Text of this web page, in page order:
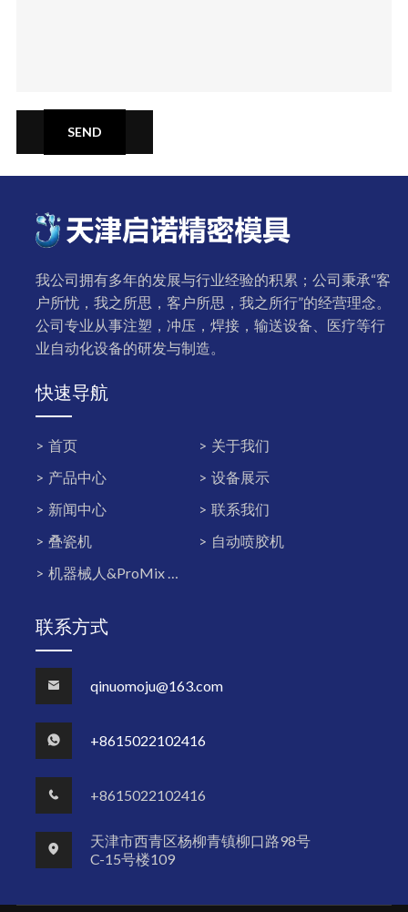
SEND
我公司拥有多年的发展与行业经验的积累；公司秉承“客
户所忧，我之所思，客户所思，我之所行”的经营理念。
公司专业从事注塑，冲压，焊接，输送设备、医疗等行
业自动化设备的研发与制造。
快速导航
首页
关于我们
产品中心
设备展示
新闻中心
联系我们
叠瓷机
自动喷胶机
机器械人&ProMix PD2K双组份系统
联系方式
qinuomoju@163.com
+8615022102416
+8615022102416
天津市西青区杨柳青镇柳口路98号
C-15号楼109